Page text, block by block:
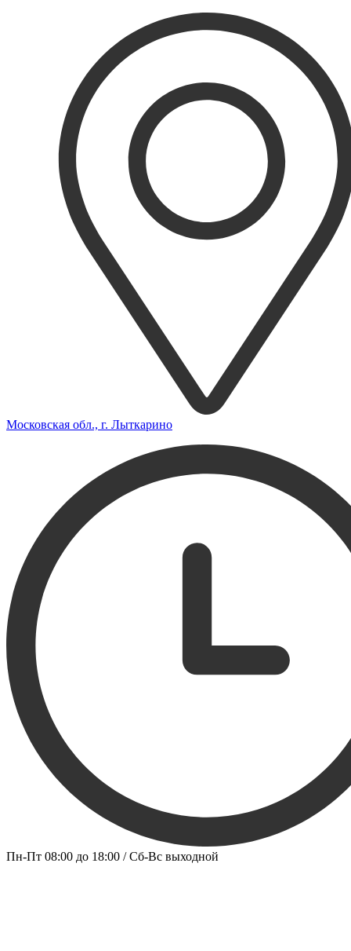
Московская обл., г. Лыткарино
Пн-Пт 08:00 до 18:00 / Сб-Вс выходной